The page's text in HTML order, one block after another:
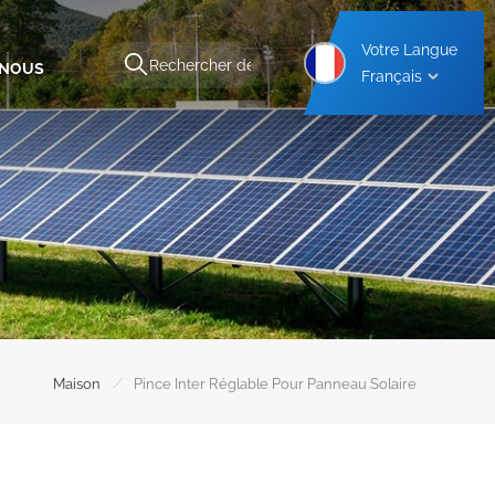
Votre Langue
Français
Maison / Pince Inter Réglable Pour Panneau Solaire